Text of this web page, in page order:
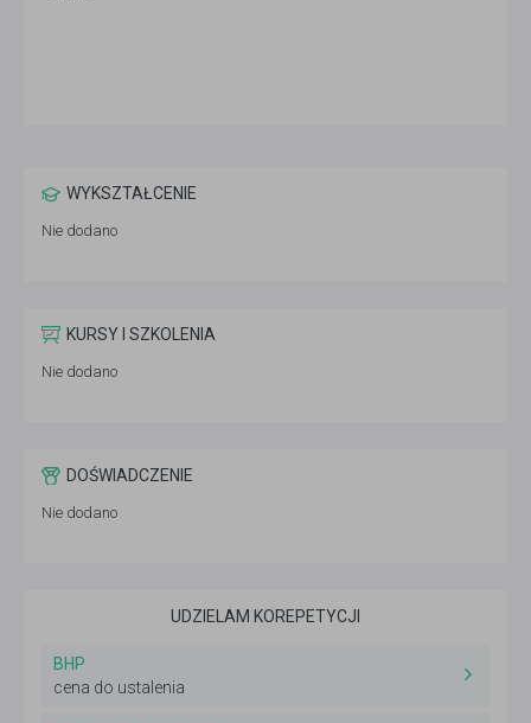
WYKSZTAŁCENIE
Nie dodano
KURSY I SZKOLENIA
Nie dodano
DOŚWIADCZENIE
Nie dodano
UDZIELAM KOREPETYCJI
BHP
cena do ustalenia